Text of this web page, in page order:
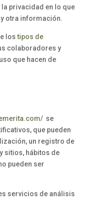
privacidad en lo que
otra información.
lostipos de
colaboradores y
que hacen de
se
que pueden
un registro de
sitios, hábitos de
pueden ser
servicios de análisis